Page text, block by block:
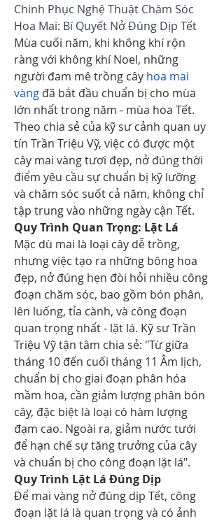
Chinh Phục Nghệ Thuật Chăm Sóc
Hoa Mai: Bí Quyết Nở Đúng Dịp Tết
Mùa cuối năm, khi không khí rộn
ràng với không khí Noel, những
người đam mê trồng cây hoa mai
vàng đã bắt đầu chuẩn bị cho mùa
lớn nhất trong năm - mùa hoa Tết.
Theo chia sẻ của kỹ sư cảnh quan uy
tín Trần Triệu Vỹ, việc có được một
cây mai vàng tươi đẹp, nở đúng thời
điểm yêu cầu sự chuẩn bị kỹ lưỡng
và chăm sóc suốt cả năm, không chỉ
tập trung vào những ngày cận Tết.
Quy Trình Quan Trọng: Lặt Lá
Mặc dù mai là loại cây dễ trồng,
nhưng việc tạo ra những bông hoa
đẹp, nở đúng hẹn đòi hỏi nhiều công
đoạn chăm sóc, bao gồm bón phân,
lên luống, tỉa cành, và công đoạn
quan trọng nhất - lặt lá. Kỹ sư Trần
Triệu Vỹ tận tâm chia sẻ: "Từ giữa
tháng 10 đến cuối tháng 11 Âm lịch,
chuẩn bị cho giai đoạn phân hóa
mầm hoa, cần giảm lượng phân bón
cây, đặc biệt là loại có hàm lượng
đạm cao. Ngoài ra, giảm nước tưới
để hạn chế sự tăng trưởng của cây
và chuẩn bị cho công đoạn lặt lá".
Quy Trình Lặt Lá Đúng Dịp
Để mai vàng nở đúng dịp Tết, công
đoạn lặt lá là quan trọng và có ảnh